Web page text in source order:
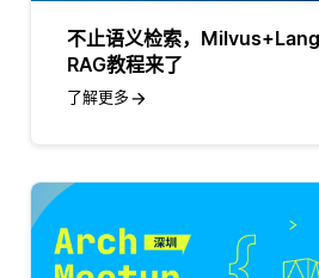
不止语义检索，
RAG教程来了
了解更多